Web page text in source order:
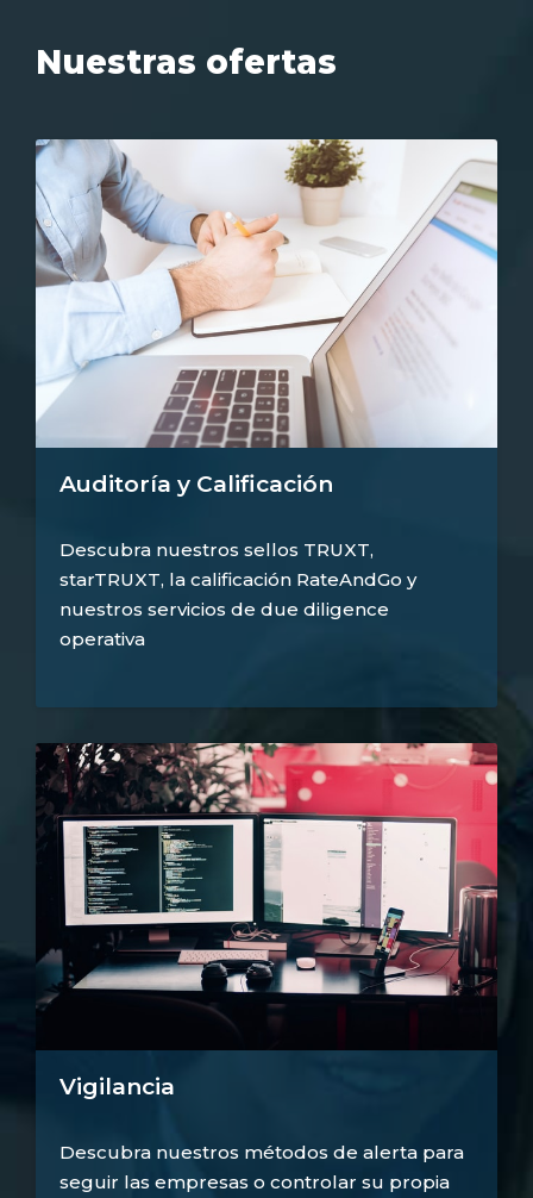
Nuestras ofertas
Auditoría y Calificación
Descubra nuestros sellos TRUXT,
starTRUXT, la calificación RateAndGo y
nuestros servicios de due diligence
operativa
Vigilancia
Descubra nuestros métodos de alerta para
seguir las empresas o controlar su propia